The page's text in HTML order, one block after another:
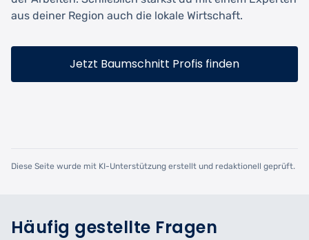
aus deiner Region auch die lokale Wirtschaft.
Jetzt Baumschnitt Profis finden
Diese Seite wurde mit KI-Unterstützung erstellt und redaktionell geprüft.
Häufig gestellte Fragen